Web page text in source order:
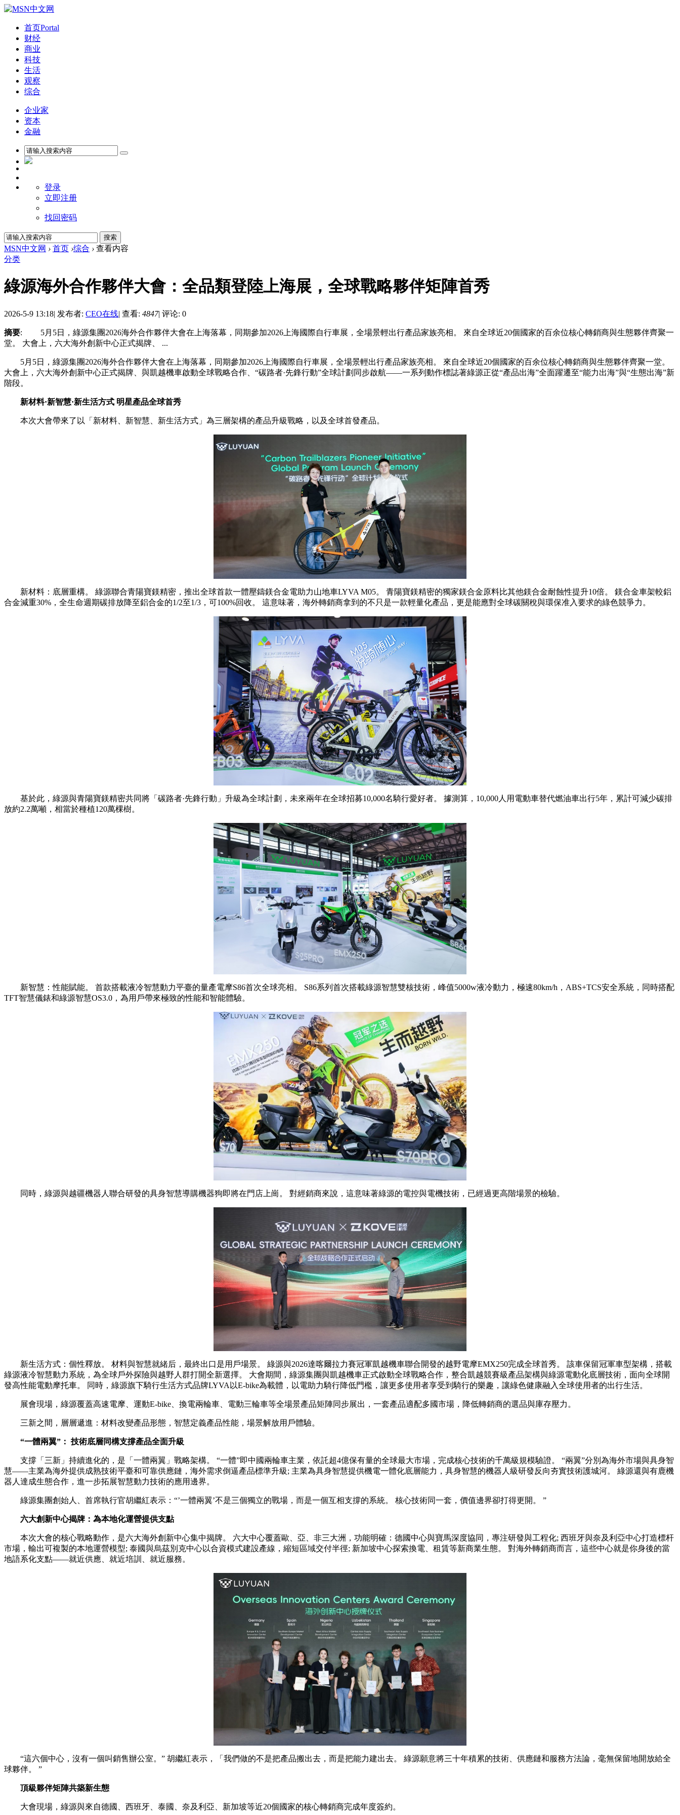
首页Portal
财经
商业
科技
生活
观察
综合
企业家
资本
金融
登录
立即注册
找回密码
MSN中文网 › 首页 ›综合 › 查看内容
分类
綠源海外合作夥伴大會：全品類登陸上海展，全球戰略夥伴矩陣首秀
2026-5-9 13:18| 发布者: CEO在线| 查看: 4847| 评论: 0
摘要: 5月5日，綠源集團2026海外合作夥伴大會在上海落幕，同期參加2026上海國際自行車展，全場景輕出行產品家族亮相。 來自全球近20個國家的百余位核心轉銷商與生態夥伴齊聚一
堂。 大會上，六大海外創新中心正式揭牌、 ...
5月5日，綠源集團2026海外合作夥伴大會在上海落幕，同期參加2026上海國際自行車展，全場景輕出行產品家族亮相。 來自全球近20個國家的百余位核心轉銷商與生態夥伴齊聚一堂。
大會上，六大海外創新中心正式揭牌、與凱越機車啟動全球戰略合作、“碳路者·先鋒行動”全球計劃同步啟航——一系列動作標誌著綠源正從“產品出海”全面躍遷至“能力出海”與“生態出海”新
階段。
新材料·新智慧·新生活方式 明星產品全球首秀
本次大會帶來了以「新材料、新智慧、新生活方式」為三層架構的產品升級戰略，以及全球首發產品。
新材料：底層重構。 綠源聯合青陽寶鎂精密，推出全球首款一體壓鑄鎂合金電助力山地車LYVA M05。 青陽寶鎂精密的獨家鎂合金原料比其他鎂合金耐蝕性提升10倍。 鎂合金車架較鋁
合金減重30%，全生命週期碳排放降至鋁合金的1/2至1/3，可100%回收。 這意味著，海外轉銷商拿到的不只是一款輕量化產品，更是能應對全球碳關稅與環保准入要求的綠色競爭力。
基於此，綠源與青陽寶鎂精密共同將「碳路者·先鋒行動」升級為全球計劃，未來兩年在全球招募10,000名騎行愛好者。 據測算，10,000人用電動車替代燃油車出行5年，累計可減少碳排
放約2.2萬噸，相當於種植120萬棵樹。
新智慧：性能賦能。 首款搭載液冷智慧動力平臺的量產電摩S86首次全球亮相。 S86系列首次搭載綠源智慧雙核技術，峰值5000w液冷動力，極速80km/h，ABS+TCS安全系統，同時搭配
TFT智慧儀錶和綠源智慧OS3.0，為用戶帶來極致的性能和智能體驗。
同時，綠源與越疆機器人聯合研發的具身智慧導購機器狗即將在門店上崗。 對經銷商來說，這意味著綠源的電控與電機技術，已經過更高階場景的檢驗。
新生活方式：個性釋放。 材料與智慧就緒后，最終出口是用戶場景。 綠源與2026達喀爾拉力賽冠軍凱越機車聯合開發的越野電摩EMX250完成全球首秀。 該車保留冠軍車型架構，搭載
綠源液冷智慧動力系統，為全球戶外探險與越野人群打開全新選擇。 大會期間，綠源集團與凱越機車正式啟動全球戰略合作，整合凱越競賽級產品架構與綠源電動化底層技術，面向全球開
發高性能電動摩托車。 同時，綠源旗下騎行生活方式品牌LYVA以E-bike為載體，以電助力騎行降低門檻，讓更多使用者享受到騎行的樂趣，讓綠色健康融入全球使用者的出行生活。
展會現場，綠源覆蓋高速電摩、運動E-bike、換電兩輪車、電動三輪車等全場景產品矩陣同步展出，一套產品適配多國市場，降低轉銷商的選品與庫存壓力。
三新之間，層層遞進：材料改變產品形態，智慧定義產品性能，場景解放用戶體驗。
“一體兩翼”： 技術底層同構支撐產品全面升級
支撐「三新」持續進化的，是「一體兩翼」戰略架構。 “一體”即中國兩輪車主業，依託超4億保有量的全球最大市場，完成核心技術的千萬級規模驗證。 “兩翼”分別為海外市場與具身智
慧——主業為海外提供成熟技術平臺和可靠供應鏈，海外需求倒逼產品標準升級; 主業為具身智慧提供機電一體化底層能力，具身智慧的機器人級研發反向夯實技術護城河。 綠源還與有鹿機
器人達成生態合作，進一步拓展智慧動力技術的應用邊界。
綠源集團創始人、首席執行官胡繼紅表示：“’一體兩翼’不是三個獨立的戰場，而是一個互相支撐的系統。 核心技術同一套，價值邊界卻打得更開。 ”
六大創新中心揭牌：為本地化運營提供支點
本次大會的核心戰略動作，是六大海外創新中心集中揭牌。 六大中心覆蓋歐、亞、非三大洲，功能明確：德國中心與寶馬深度協同，專注研發與工程化; 西班牙與奈及利亞中心打造標杆
市場，輸出可複製的本地運營模型; 泰國與烏茲別克中心以合資模式建設產線，縮短區域交付半徑; 新加坡中心探索換電、租賃等新商業生態。 對海外轉銷商而言，這些中心就是你身後的當
地語系化支點——就近供應、就近培訓、就近服務。
“這六個中心，沒有一個叫銷售辦公室。” 胡繼紅表示，「我們做的不是把產品搬出去，而是把能力建出去。 綠源願意將三十年積累的技術、供應鏈和服務方法論，毫無保留地開放給全
球夥伴。 ”
頂級夥伴矩陣共築新生態
大會現場，綠源與來自德國、西班牙、泰國、奈及利亞、新加坡等近20個國家的核心轉銷商完成年度簽約。